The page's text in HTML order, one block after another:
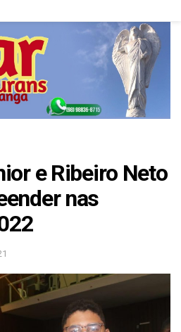
e Ribeiro Neto
nas